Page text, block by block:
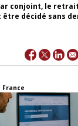
conjoint, le
décidé sans
France